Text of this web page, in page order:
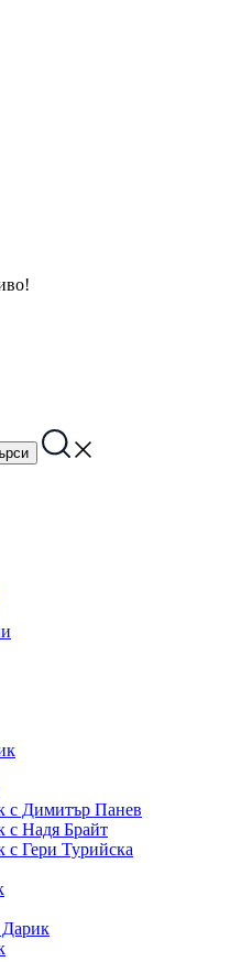
с Димитър Панев
с Надя Брайт
с Гери Турийска